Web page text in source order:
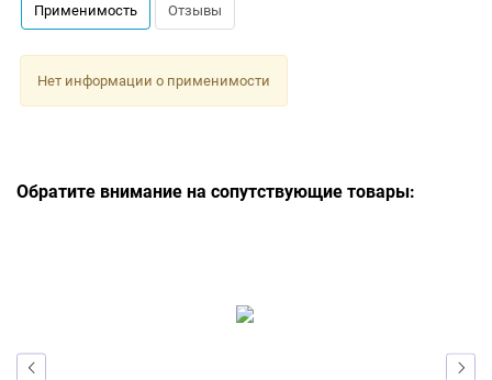
Применимость Отзывы
Нет информации о применимости
Обратите внимание на сопутствующие товары: